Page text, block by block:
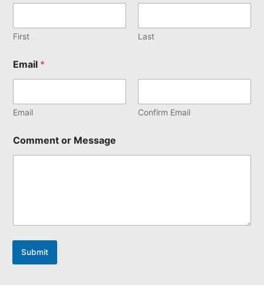
First Last
Email *
Email Confirm Email
Comment or Message
Submit